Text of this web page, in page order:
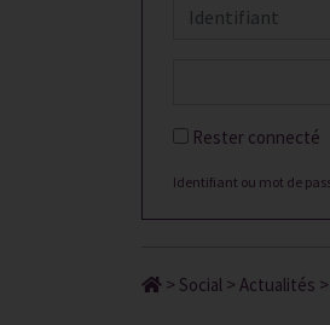
Rester connecté
Identifiant ou mot de
> Social > Actualités >